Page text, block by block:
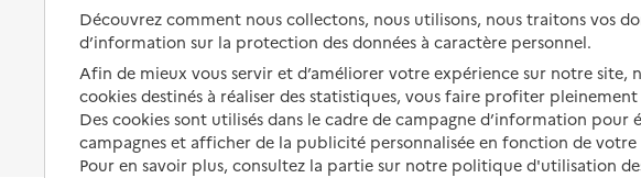
Les obligations de la famille
À qui s’adresser ?
Les politiques du grand âge
Être hospitalisé
Fin de vie à domicile
Découvrez comment nous collectons, nous utilisons, nous traitons vos
d’information sur la protection des données à caractère personnel.
Afin de mieux vous servir et d’améliorer votre expérience sur notre site,
cookies destinés à réaliser des statistiques, vous faire profiter
Des cookies sont utilisés dans le cadre de campagne d’information pour
campagnes et afficher de la publicité personnalisée en fonction de
Pour en savoir plus, consultez la partie sur notre politique d'utilisation